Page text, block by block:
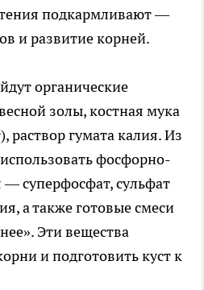
подкармливают —
и развитие корней.
органические
золы, костная мука
раствор гумата калия. Из
фосфорно-
суперфосфат, сульфат
а также готовые смеси
Эти вещества
и подготовить куст к